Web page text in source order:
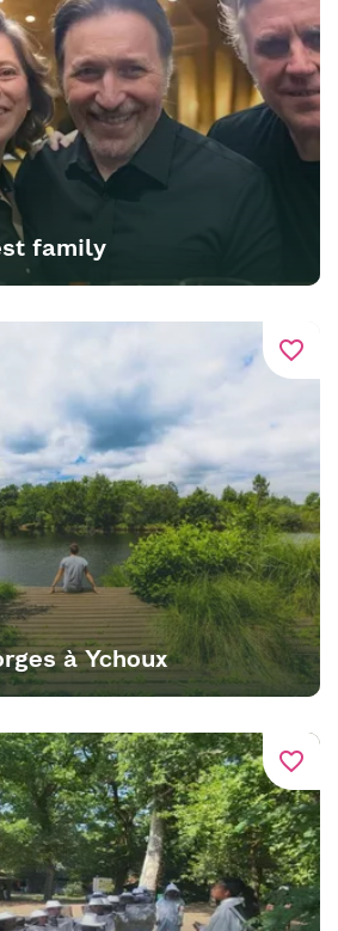
family
favorite_border
à Ychoux
favorite_border